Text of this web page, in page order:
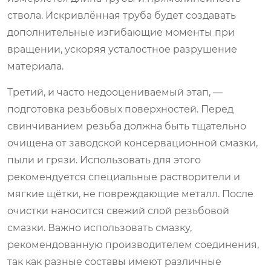
ствола. Искривлённая труба будет создавать
дополнительные изгибающие моменты при
вращении, ускоряя усталостное разрушение
материала.
Третий, и часто недооцениваемый этап, —
подготовка резьбовых поверхностей. Перед
свинчиванием резьба должна быть тщательно
очищена от заводской консервационной смазки,
пыли и грязи. Использовать для этого
рекомендуется специальные растворители и
мягкие щётки, не повреждающие металл. После
очистки наносится свежий слой резьбовой
смазки. Важно использовать смазку,
рекомендованную производителем соединения,
так как разные составы имеют различные